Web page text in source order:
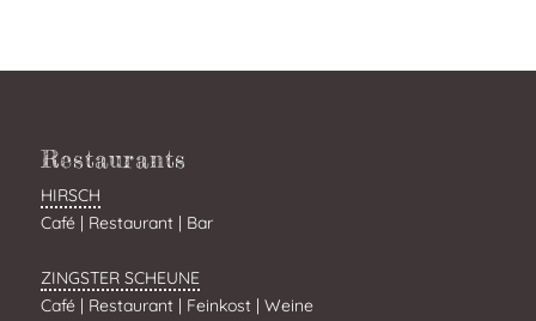
Restaurants
HIRSCH
Café | Restaurant | Bar
ZINGSTER SCHEUNE
Café | Restaurant | Feinkost | Weine